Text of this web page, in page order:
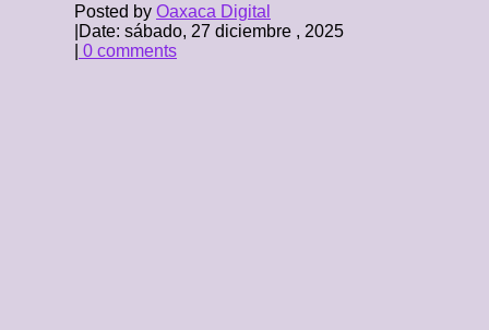
Posted by Oaxaca Digital
Date: sábado, 27 diciembre , 2025
0 comments